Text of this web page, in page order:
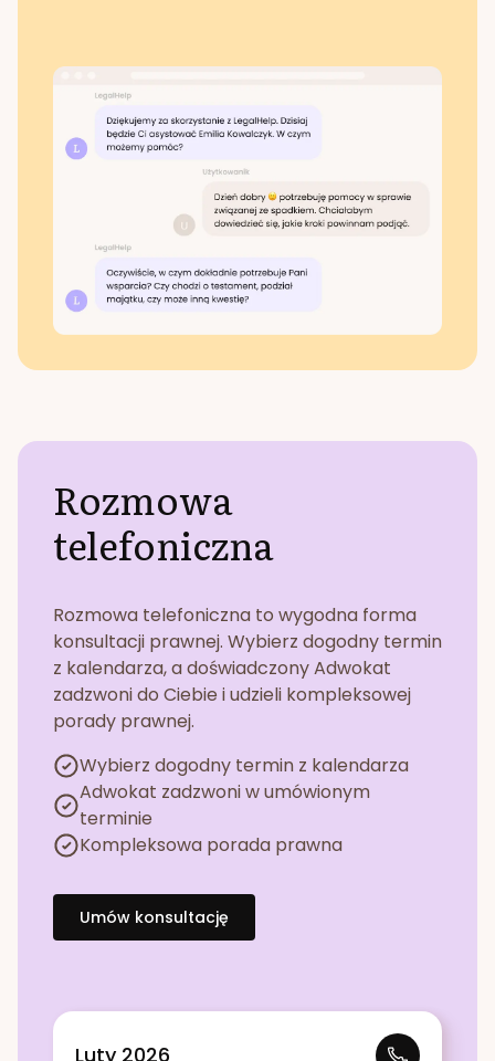
Rozmowa
telefoniczna
Rozmowa telefoniczna to wygodna forma
konsultacji prawnej. Wybierz dogodny termin
z kalendarza, a doświadczony Adwokat
zadzwoni do Ciebie i udzieli kompleksowej
porady prawnej.
Wybierz dogodny termin z kalendarza
Adwokat zadzwoni w umówionym
terminie
Kompleksowa porada prawna
Umów konsultację
Luty 2026